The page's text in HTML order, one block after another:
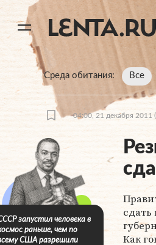
Среда обитания Все
04:00, 21 декабря 2011
Как
запустил человека в
раньше, чем по
США разрешили